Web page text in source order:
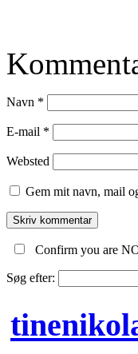
Navn *
E-mail *
Websted
Gem mit navn, mail
Confirm you are
Søg efter: